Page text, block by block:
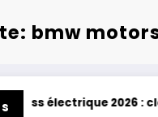
bmw
de Scenic !
Toyota BZ4X